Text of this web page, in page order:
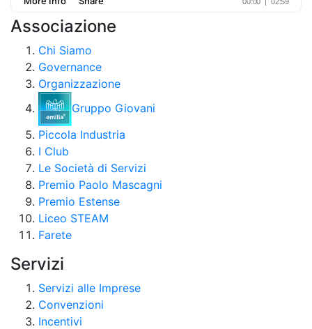
Associazione
Chi Siamo
Governance
Organizzazione
Gruppo Giovani
Piccola Industria
I Club
Le Società di Servizi
Premio Paolo Mascagni
Premio Estense
Liceo STEAM
Farete
Servizi
Servizi alle Imprese
Convenzioni
Incentivi